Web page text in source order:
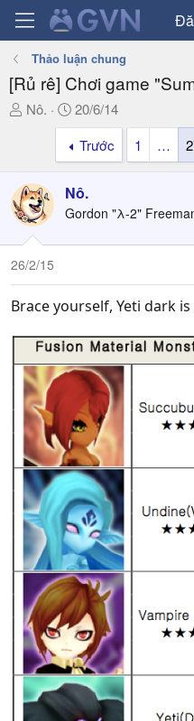
Thảo luận chung
[Rủ rê] Chơi game
T
a
d
s
t
a
e
r
Nô.
N
g
à
y
g
ử
i
20/6/14
Trước
1 …
Nô.
Gordon "λ-2"
26/2/15
Brace yourself, Yeti dark